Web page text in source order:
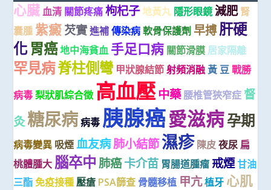
心臟 血清 關節疼痛 枸杞子 地黃丸 隱形眼鏡減肥 腎
囊腫 紫癜芡實進補 傳染病 軟骨保護劑 早搏肝硬
化 胃癌地中海貧血 手足口病 關節滑膜 居家隔離
罕見病脊柱側彎 甲狀腺結節 射頻消融 黃 豆 戰勝
病毒 梨狀肌綜合徵 高血壓中藥 腰椎管狹窄症 督
灸糖尿病 病毒 胰腺癌愛滋病孕期
病毒變異 吸煙 血友病肺小結節濕疹 陳皮 夜尿 扁
桃體腫大 腦卒中 肺癌卡介苗 胃腸道腫瘤 戒煙甘油
三酯 免疫接種 壓瘡 PSA篩查 骨髓移植 甲亢植牙 心肌